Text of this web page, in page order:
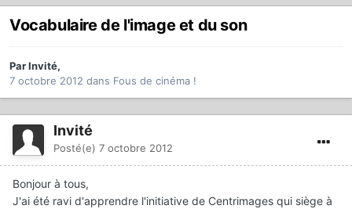
Vocabulaire de l'image et du son
ParInvité,
7 octobre 2012 dans Fous de cinéma !
Invité
Posté(e) 7 octobre 2012
Bonjour à tous,
J'ai été ravi d'apprendre l'initiative de Centrimages qui siège à